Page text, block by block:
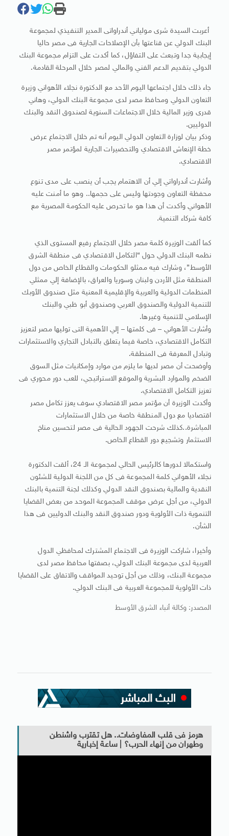
أعربت السيدة شرى مولياني أندراواتى المدير التنفيذي لمجموعة
البنك الدولي عن قناعتها بأن الإصلاحات الجارية فى مصر حاليا
إيجابية جدا وتبعث على التفاؤل، كما أكدت على التزام مجموعة البنك
الدولي بتقديم الدعم الفني والمالي لمصر خلال المرحلة القادمة.
جاء ذلك خلال اجتماعها اليوم الأحد مع الدكتورة نجلاء الأهواني وزيرة
التعاون الدولي ومحافظ مصر لدى مجموعة البنك الدولي، وهاني
قدرى وزير المالية خلال الاجتماعات السنوية لصندوق النقد والبنك
الدوليين.
وذكر بيان لوزارة التعاون الدولي اليوم أنه تم خلال الاجتماع عرض
خطة الإنعاش الاقتصادي والتحضيرات الجارية لمؤتمر مصر
الاقتصادي.
وأشارت أندراواتي إلي أن الاهتمام يجب أن ينصب على مدى تنوع
محفظة التعاون وجودتها وليس على حجمها.. وهو ما أمنت عليه
الأهواني وأكدت أن هذا هو ما تحرص عليه الحكومة المصرية مع
كافة شركاء التنمية.
كما ألقت الوزيرة كلمة مصر خلال الاجتماع رفيع المستوى الذي
نظمه البنك الدولي حول “التكامل الاقتصادي فى منطقة الشرق
الأوسط”، وشارك فيه ممثلو الحكومات والقطاع الخاص من دول
المنطقة مثل الأردن ولبنان وسوريا والعراق، بالإضافة إلي ممثلي
المنظمات الدولية والعربية والإقليمية المعنية مثل صندوق الأوبك
للتنمية الدولية والصندوق العربي وصندوق أبو ظبي والبنك
الإسلامي للتنمية وغيرها.
وأشارت الأهواني – فى كلمتها – إلي الأهمية التى توليها مصر لتعزيز
التكامل الاقتصادي، خاصة فيما يتعلق بالتبادل التجاري والاستثمارات
وتبادل المعرفة فى المنطقة.
وأوضحت أن مصر لديها ما يلزم من موارد وإمكانيات مثل السوق
الضخم والموارد البشرية والموقع الاستراتيجي، للعب دور محوري فى
تعزيز التكامل الاقتصادي.
وأكدت الوزيرة أن مؤتمر مصر الاقتصادي سوف يعزز تكامل مصر
اقتصاديا مع دول المنطقة خاصة من خلال الاستثمارات
المباشرة..كذلك شرحت الجهود الحالية فى مصر لتحسين مناخ
الاستثمار وتشجيع دور القطاع الخاص.
واستكمالا لدورها كالرئيس الحالي لمجموعة الـ 24، ألقت الدكتورة
نجلاء الأهواني كلمة المجموعة فى كل من اللجنة الدولية للشئون
النقدية والمالية بصندوق النقد الدولي وكذلك لجنة التنمية بالبنك
الدولي، من أجل عرض موقف المجموعة الموحد من بعض القضايا
التنموية ذات الأولوية ودور صندوق النقد والبنك الدوليين فى هذا
الشأن.
وأخيرا، شاركت الوزيرة فى الاجتماع المشترك لمحافظي الدول
العربية لدى مجموعة البنك الدولي، بصفتها محافظ مصر لدى
مجموعة البنك، وذلك من أجل توحيد المواقف والاتفاق على القضايا
ذات الأولوية للمجموعة العربية فى البنك الدولي.
المصدر: وكالة أنباء الشرق الأوسط
هرمز فى قلب المفاوضات.. هل تقترب واشنطن
وطهران من إنهاء الحرب؟ | ساعة إخبارية